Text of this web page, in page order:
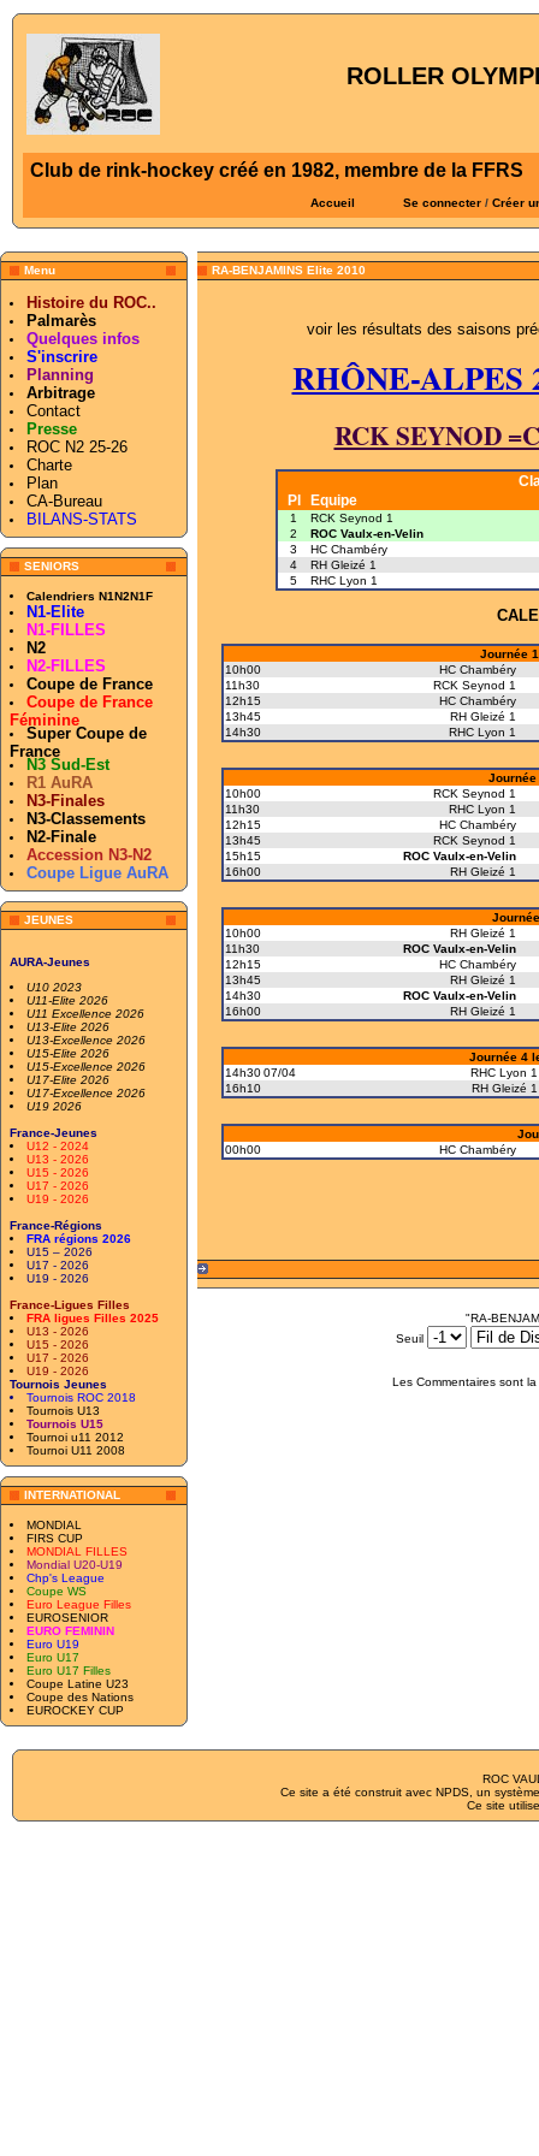
ROLLER
Club de rink-hockey créé en 1982, membre de la FFRS
Accueil Se connecter / Créer
Menu
Histoire du ROC..
Palmarès
Quelques infos
S'inscrire
Planning
Arbitrage
Contact
Presse
ROC N2 25-26
Charte
Plan
CA-Bureau
BILANS-STATS
SENIORS
Calendriers N1N2N1F
N1-Elite
N1-FILLES
N2
N2-FILLES
Coupe de France
Coupe de France
Féminine
Super Coupe de
France
N3 Sud-Est
R1 AuRA
N3-Finales
N3-Classements
N2-Finale
Accession N3-N2
Coupe Ligue AuRA
JEUNES
AURA-Jeunes
U10 2023
U11-Elite 2026
U11 Excellence 2026
U13-Elite 2026
U13-Excellence 2026
U15-Elite 2026
U15-Excellence 2026
U17-Elite 2026
U17-Excellence 2026
U19 2026
France-Jeunes
U12 - 2024
U13 - 2026
U15 - 2026
U17 - 2026
U19 - 2026
France-Régions
FRA régions 2026
U15 – 2026
U17 - 2026
U19 - 2026
France-Ligues Filles
FRA ligues Filles 2025
U13 - 2026
U15 - 2026
U17 - 2026
U19 - 2026
Tournois Jeunes
Tournois ROC 2018
Tournois U13
Tournois U15
Tournoi u11 2012
Tournoi U11 2008
INTERNATIONAL
MONDIAL
FIRS CUP
MONDIAL FILLES
Mondial U20-U19
Chp's League
Coupe WS
Euro League Filles
EUROSENIOR
EURO FEMININ
Euro U19
Euro U17
Euro U17 Filles
Coupe Latine U23
Coupe des Nations
EUROCKEY CUP
RA-BENJAMINS Elite 2010
voir les résultats des saisons
RHÔNE-ALPES
RCK SEYNOD
Pl
Equipe
1
RCK Seynod 1
2
ROC Vaulx-en-Velin
3
HC Chambéry
4
RH Gleizé 1
5
RHC Lyon 1
Journée
10h00
HC Chambéry
11h30
RCK Seynod 1
12h15
HC Chambéry
13h45
RH Gleizé 1
14h30
RHC Lyon 1
Journée
10h00
RCK Seynod 1
11h30
RHC Lyon 1
12h15
HC Chambéry
13h45
RCK Seynod 1
15h15
ROC Vaulx-en-Velin
16h00
RH Gleizé 1
10h00
RH Gleizé 1
11h30
ROC Vaulx-en-Velin
12h15
HC Chambéry
13h45
RH Gleizé 1
14h30
ROC Vaulx-en-Velin
16h00
RH Gleizé 1
Journée 4
14h30 07/04
RHC Lyon 1
16h10
RH Gleizé 1
00h00
HC Chambéry
"RA-
Seuil
Les Commentaires sont
ROC
Ce site a été construit avec NPDS , un
Ce site